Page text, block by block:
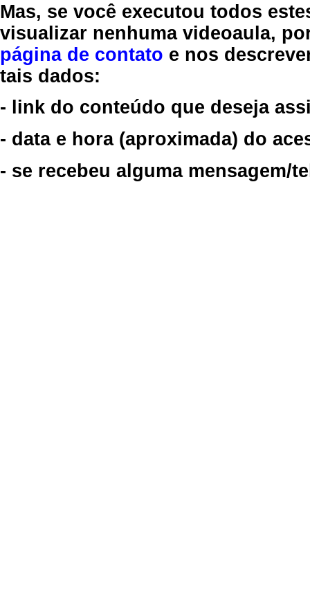
Mas, se você executou todos
visualizar nenhuma videoaula,
página de contato e nos
tais dados:
- link do conteúdo que deseja
- data e hora (aproximada) do
- se recebeu alguma mensagem/